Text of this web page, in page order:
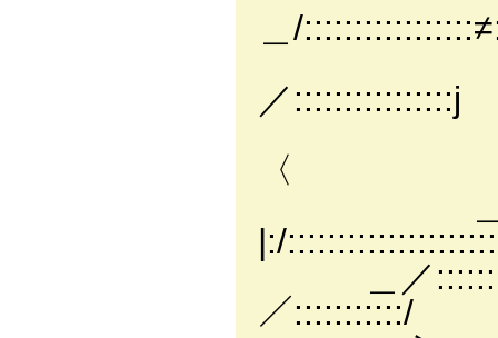
＿/
／::::::::::::::::j
〈
|:/
＿／
／:::::::::::/